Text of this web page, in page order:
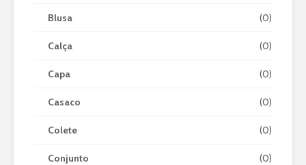
Blusa (0)
Calça (0)
Capa (0)
Casaco (0)
Colete (0)
Conjunto (0)